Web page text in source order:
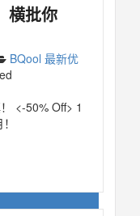
横批你
BQool 最新优
<-50% Off> 1